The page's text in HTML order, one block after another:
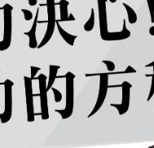
之下，台灣消
，代表消費者